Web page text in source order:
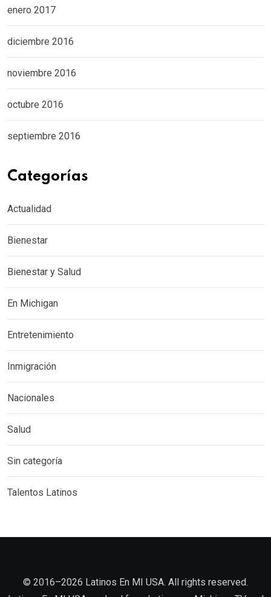
enero 2017
diciembre 2016
noviembre 2016
octubre 2016
septiembre 2016
Categorías
Actualidad
Bienestar
Bienestar y Salud
En Michigan
Entretenimiento
Inmigración
Nacionales
Salud
Sin categoría
Talentos Latinos
©️ 2016–2026 Latinos En MI USA. All rights reserved.